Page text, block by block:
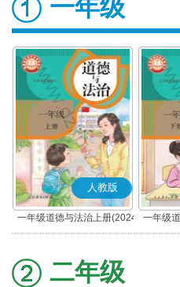
一年级
人教版
一年级道德与法治上册(2024
秋版)(部编版)
一年级
二年级